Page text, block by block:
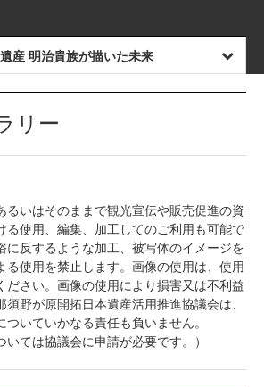
産 明治貴族が描いた未来
リー
るいはそのままで観光宣伝や販売促進の資
る使用、編集、加工してのご利用も可能で
に反するような加工、被写体のイメージを
る使用を禁止します。画像の使用は、使用
ださい。画像の使用により損害又は不利益
野が原開拓日本遺産活用推進協議会は、
いていかなる責任も負いません。
いては協議会に申請が必要です。）